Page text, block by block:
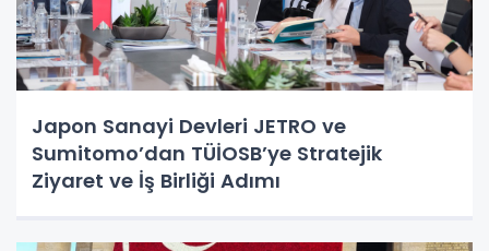
Japon Sanayi Devleri JETRO ve
Sumitomo’dan TÜİOSB’ye Stratejik
Ziyaret ve İş Birliği Adımı